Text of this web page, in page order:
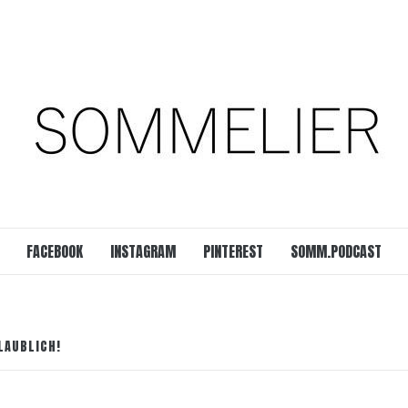
FACEBOOK INSTAGRAM PINTEREST SOMM.PODCAST